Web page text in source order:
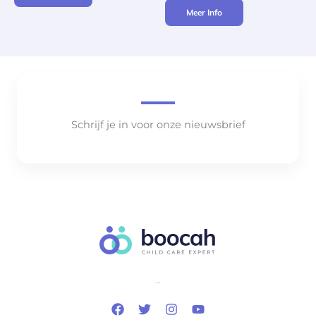
Meer Info
Schrijf je in voor onze nieuwsbrief
..